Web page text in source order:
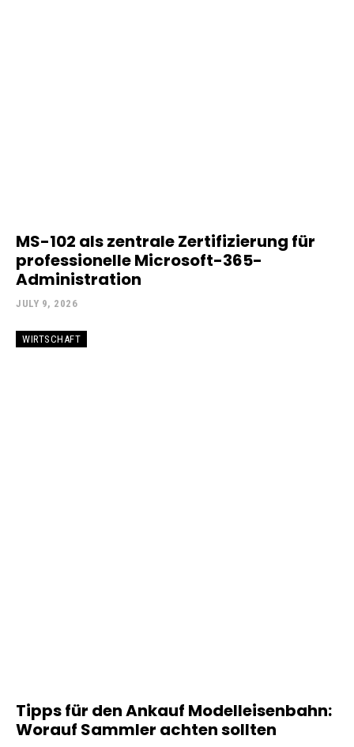
MS-102 als zentrale Zertifizierung für
professionelle Microsoft-365-
Administration
JULY 9, 2026
WIRTSCHAFT
Tipps für den Ankauf Modelleisenbahn:
Worauf Sammler achten sollten